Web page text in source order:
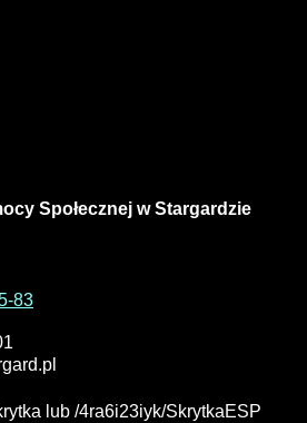
Społecznej w Stargardzie
83
lub /4ra6i23iyk/SkrytkaESP